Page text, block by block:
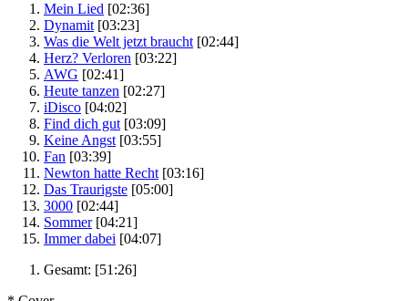
Mein Lied [02:36]
Dynamit [03:23]
Was die Welt jetzt braucht [02:44]
Herz? Verloren [03:22]
AWG [02:41]
Heute tanzen [02:27]
iDisco [04:02]
Find dich gut [03:09]
Keine Angst [03:55]
Fan [03:39]
Newton hatte Recht [03:16]
Das Traurigste [05:00]
3000 [02:44]
Sommer [04:21]
Immer dabei [04:07]
Gesamt: [51:26]